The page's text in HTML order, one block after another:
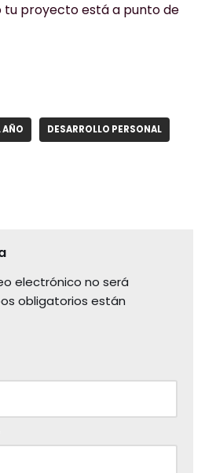
tu proyecto está a punto de
AÑO DESARROLLO PERSONAL
electrónico no será
obligatorios están